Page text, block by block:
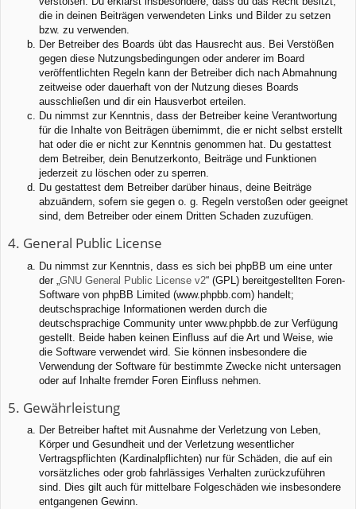
die in deinen Beiträgen verwendeten Links und Bilder zu setzen
bzw. zu verwenden.
Der Betreiber des Boards übt das Hausrecht aus. Bei Verstößen
gegen diese Nutzungsbedingungen oder anderer im Board
veröffentlichten Regeln kann der Betreiber dich nach Abmahnung
zeitweise oder dauerhaft von der Nutzung dieses Boards
ausschließen und dir ein Hausverbot erteilen.
Du nimmst zur Kenntnis, dass der Betreiber keine Verantwortung
für die Inhalte von Beiträgen übernimmt, die er nicht selbst erstellt
hat oder die er nicht zur Kenntnis genommen hat. Du gestattest
dem Betreiber, dein Benutzerkonto, Beiträge und Funktionen
jederzeit zu löschen oder zu sperren.
Du gestattest dem Betreiber darüber hinaus, deine Beiträge
abzuändern, sofern sie gegen o. g. Regeln verstoßen oder geeignet
sind, dem Betreiber oder einem Dritten Schaden zuzufügen.
4. General Public License
Du nimmst zur Kenntnis, dass es sich bei phpBB um eine unter
der „ GNU General Public License v2“ (GPL) bereitgestellten Foren-
Software von phpBB Limited (www.phpbb.com) handelt;
deutschsprachige Informationen werden durch die
deutschsprachige Community unter www.phpbb.de zur Verfügung
gestellt. Beide haben keinen Einfluss auf die Art und Weise, wie
die Software verwendet wird. Sie können insbesondere die
Verwendung der Software für bestimmte Zwecke nicht untersagen
oder auf Inhalte fremder Foren Einfluss nehmen.
5. Gewährleistung
Der Betreiber haftet mit Ausnahme der Verletzung von Leben,
Körper und Gesundheit und der Verletzung wesentlicher
Vertragspflichten (Kardinalpflichten) nur für Schäden, die auf ein
vorsätzliches oder grob fahrlässiges Verhalten zurückzuführen
sind. Dies gilt auch für mittelbare Folgeschäden wie insbesondere
entgangenen Gewinn.